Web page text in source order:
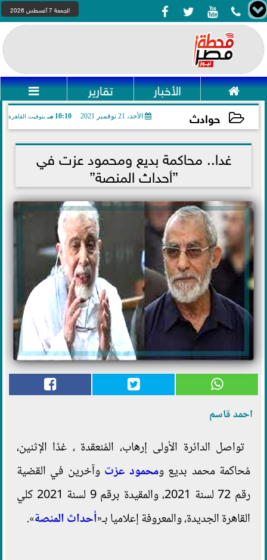
    الجمعة 7 أغسطس 2026
 الأخبار تقارير 
حوادث الأحد، 21 نوفمبر 2021 10:10 مـ بتوقيت القاهرة
2021-11-21 22:10:32غدا.. محاكمة بديع ومحمود عزت في
”أحداث المنصة”
احمد قاسم
تواصل الدائرة الأولى إرهاب، المُنعقدة ، غدًا الإثنين،
مُحاكمة محمد بديع ومحمود عزت وآخرين في القضية
رقم 72 لسنة 2021، والمقيدة برقم 9 لسنة 2021 كلي
القاهرة الجديدة، والمعروفة إعلاميا بـ«أحداث المنصة».